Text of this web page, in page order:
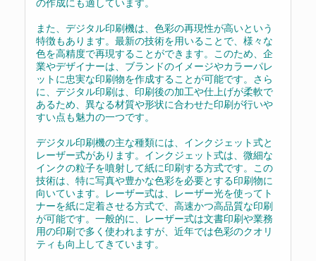
また、デジタル印刷機は、色彩の再現性が高いという
特徴もあります。最新の技術を用いることで、様々な
色を高精度で再現することができます。このため、企
業やデザイナーは、ブランドのイメージやカラーパレ
ットに忠実な印刷物を作成することが可能です。さら
に、デジタル印刷は、印刷後の加工や仕上げが柔軟で
あるため、異なる材質や形状に合わせた印刷が行いや
すい点も魅力の一つです。
デジタル印刷機の主な種類には、インクジェット式と
レーザー式があります。インクジェット式は、微細な
インクの粒子を噴射して紙に印刷する方式です。この
技術は、特に写真や豊かな色彩を必要とする印刷物に
向いています。レーザー式は、レーザー光を使ってト
ナーを紙に定着させる方式で、高速かつ高品質な印刷
が可能です。一般的に、レーザー式は文書印刷や業務
用の印刷で多く使われますが、近年では色彩のクオリ
ティも向上してきています。